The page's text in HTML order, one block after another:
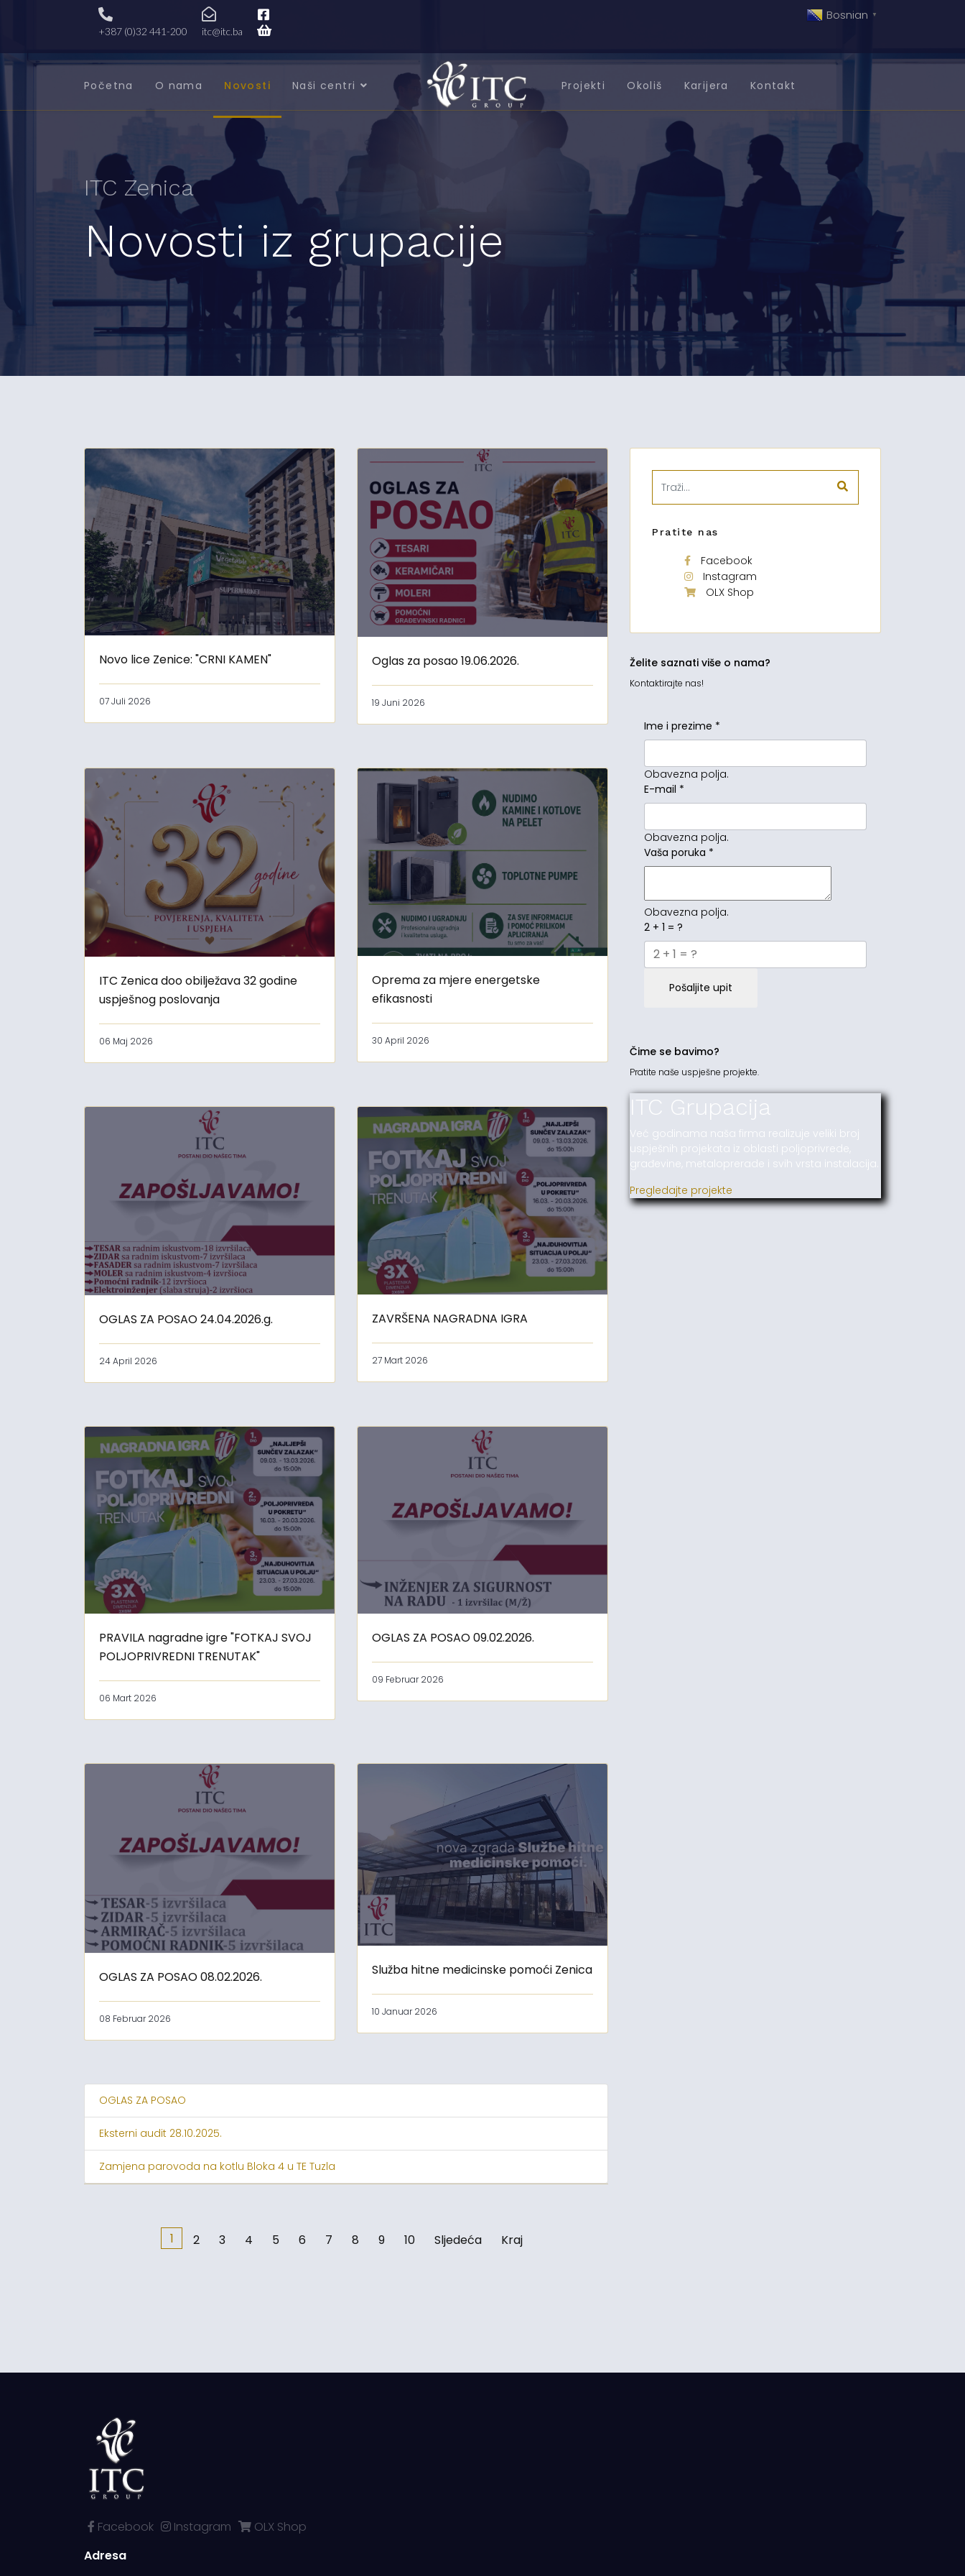
+387 (0)32 441-200 itc@itc.ba
Bosnian ▼
Početna O nama Novosti Naši centri Projekti Okoliš Karijera Kontakt
ITC Zenica
Novosti iz grupacije
Novo lice Zenice: "CRNI KAMEN"
07 Juli 2026
Oglas za posao 19.06.2026.
19 Juni 2026
ITC Zenica doo obilježava 32 godine
uspješnog poslovanja
06 Maj 2026
Oprema za mjere energetske
efikasnosti
30 April 2026
OGLAS ZA POSAO 24.04.2026.g.
24 April 2026
ZAVRŠENA NAGRADNA IGRA
27 Mart 2026
PRAVILA nagradne igre "FOTKAJ SVOJ
POLJOPRIVREDNI TRENUTAK"
06 Mart 2026
OGLAS ZA POSAO 09.02.2026.
09 Februar 2026
OGLAS ZA POSAO 08.02.2026.
08 Februar 2026
Služba hitne medicinske pomoći Zenica
10 Januar 2026
OGLAS ZA POSAO
Eksterni audit 28.10.2025.
Zamjena parovoda na kotlu Bloka 4 u TE Tuzla
1 2 3 4 5 6 7 8 9 10 Sljedeća Kraj
Pratite nas
Facebook
Instagram
OLX Shop
Želite saznati više o nama?
Kontaktirajte nas!
Ime i prezime *
Obavezna polja.
E-mail *
Obavezna polja.
Vaša poruka *
Obavezna polja.
2 + 1 = ?
Pošaljite upit
Čime se bavimo?
Pratite naše uspješne projekte.
ITC Grupacija
Već godinama naša firma realizuje veliki broj
uspješnih projekata iz oblasti poljoprivrede,
građevine, metaloprerade i svih vrsta instalacija.
Pregledajte projekte
Facebook Instagram
OLX Shop
Adresa